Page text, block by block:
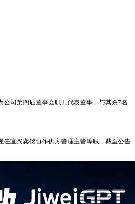
司第四届董事会职工代表董事，与其余7名
任宜兴奕铭协作供方管理主管等职，截至公告